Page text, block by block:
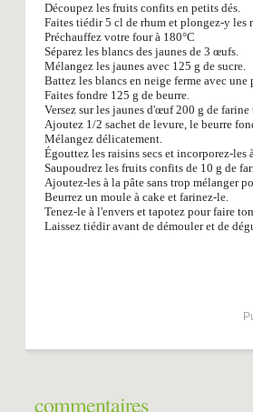
Découpez les fruits confits en petits dés.
Faites tiédir 5 cl de rhum et plongez-y les
Préchauffez votre four à 180°C
Séparez les blancs des jaunes de 3 œufs.
Mélangez les jaunes avec 125 g de sucre.
Battez les blancs en neige ferme avec une
Faites fondre 125 g de beurre.
Versez sur les jaunes d'œuf 200 g de farine
Ajoutez 1/2 sachet de levure, le beurre
Mélangez délicatement.
Égouttez les raisins secs et incorporez-les
Saupoudrez les fruits confits de 10 g de
Ajoutez-les à la pâte sans trop mélanger
Beurrez un moule à cake et farinez-le.
Tenez-le à l'envers et tapotez pour faire
Laissez tiédir avant de démouler et de
commentaires